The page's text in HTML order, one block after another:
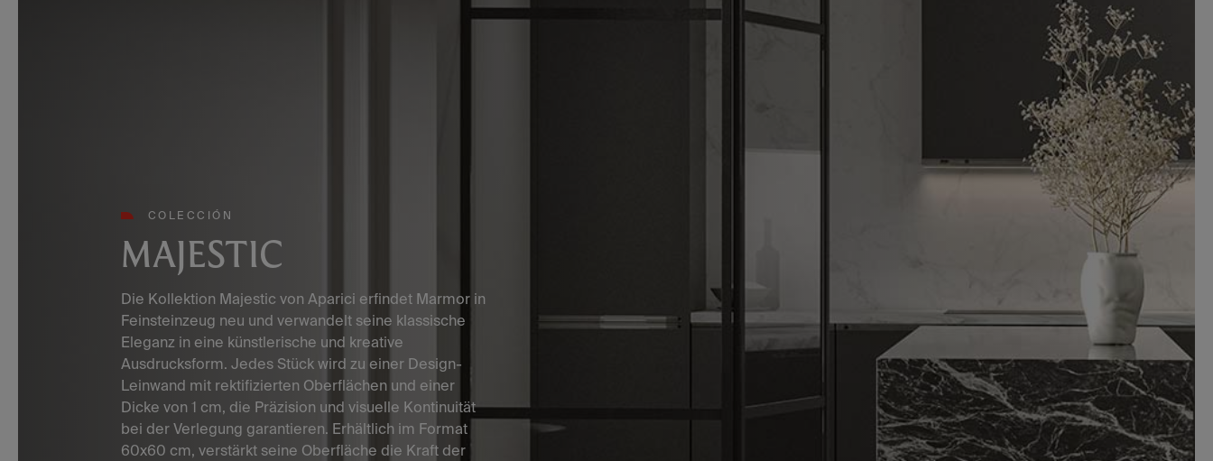
COLECCIÓN
MAJESTIC
Die Kollektion Majestic von Aparici erfindet Marmor in
Feinsteinzeug neu und verwandelt seine klassische
Eleganz in eine künstlerische und kreative
Ausdrucksform. Jedes Stück wird zu einer Design-
Leinwand mit rektifizierten Oberflächen und einer
Dicke von 1 cm, die Präzision und visuelle Kontinuität
bei der Verlegung garantieren. Erhältlich im Format
60x60 cm, verstärkt seine Oberfläche die Kraft der